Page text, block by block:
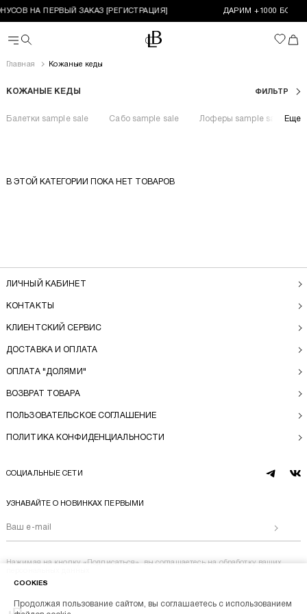
НА ПЕРВЫЙ ЗАКАЗ [РЕГИСТРАЦИЯ] ДАРИМ +1000
Меню
Поиск Перейти на главную
Главная Кожаные кеды
КОЖАНЫЕ КЕДЫ ФИЛЬТР
Балетки sample sale Сабо sample sale Лоферы sample sale Еще
В ЭТОЙ КАТЕГОРИИ ПОКА НЕТ ТОВАРОВ
Перейти на главную
ЛИЧНЫЙ КАБИНЕТ
КОНТАКТЫ
КЛИЕНТСКИЙ СЕРВИС
ДОСТАВКА И ОПЛАТА
ОПЛАТА "ДОЛЯМИ"
ВОЗВРАТ ТОВАРА
ПОЛЬЗОВАТЕЛЬСКОЕ СОГЛАШЕНИЕ
ПОЛИТИКА КОНФИДЕНЦИАЛЬНОСТИ
СОЦИАЛЬНЫЕ СЕТИ
telegram
vk
УЗНАВАЙТЕ О НОВИНКАХ ПЕРВЫМИ
Нажимая на кнопку «Подписаться», вы соглашаетесь на обработку ваших
COOKIES
Продолжая пользование сайтом, вы соглашаетесь с использованием